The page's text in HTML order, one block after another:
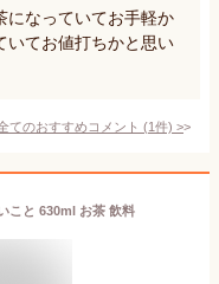
になっていてお手軽か
いてお値打ちかと思い
てのおすすめコメント (1件) >
こと 630ml お茶 飲料